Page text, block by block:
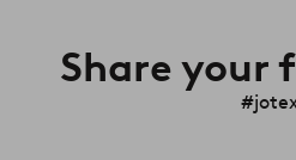
Share your